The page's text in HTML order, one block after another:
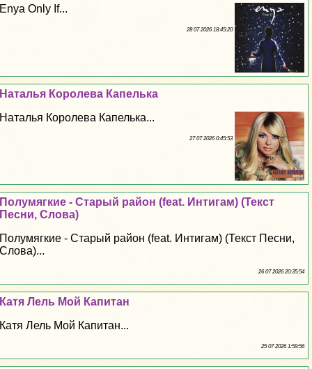
Enya Only If...
28 07 2026 18:45:20
Наталья Королева Капелька
Наталья Королева Капелька...
27 07 2026 0:45:53
Полумягкие - Старый район (feat. Интигам) (Текст
Песни, Слова)
Полумягкие - Старый район (feat. Интигам) (Текст Песни,
Слова)...
26 07 2026 20:35:54
Катя Лель Мой Капитан
Катя Лель Мой Капитан...
25 07 2026 1:59:56